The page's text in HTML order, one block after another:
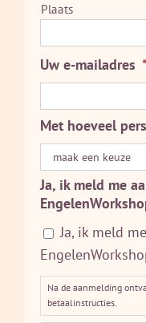
Plaats
Uw e-mailadres *
Met hoeveel
Ja, ik meld me
Ja, ik meld
Na de aanmelding
betaalinstructies.